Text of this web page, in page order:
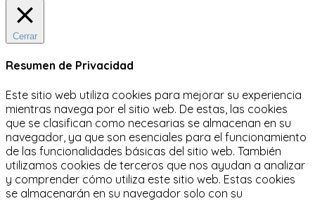
Cerrar
Resumen de Privacidad
Este sitio web utiliza cookies para mejorar su experiencia
mientras navega por el sitio web. De estas, las cookies
que se clasifican como necesarias se almacenan en su
navegador, ya que son esenciales para el funcionamiento
de las funcionalidades básicas del sitio web. También
utilizamos cookies de terceros que nos ayudan a analizar
y comprender cómo utiliza este sitio web. Estas cookies
se almacenarán en su navegador solo con su